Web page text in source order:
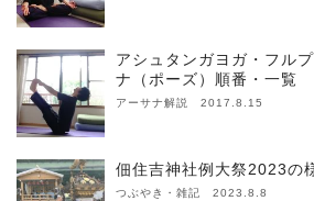
アシュタンガヨガ・フル
ナ（ポーズ）順番・一覧
アーサナ解説 2017.8.15
佃住吉神社例大祭2023の
つぶやき・雑記 2023.8.8